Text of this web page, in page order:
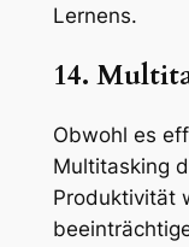
Lernens.
14.
Obwohl es
Multitasking
Produktivität